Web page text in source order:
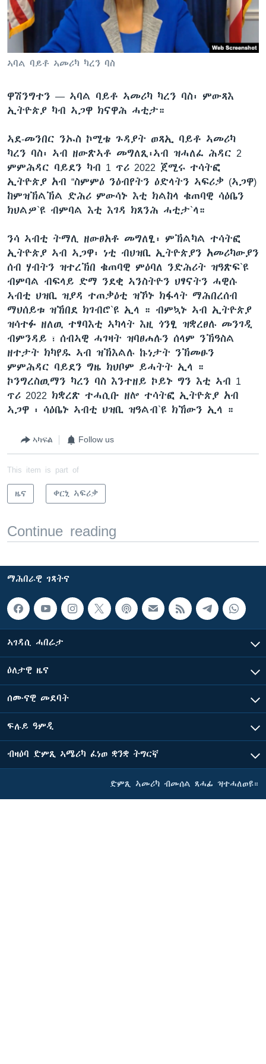
ቂሔ ጽልሚ
ቋንቋታት
ኣባል ባይቶ ኣመሪካ ካረን ባስ
ዋሽንግተን — ኣባል ባይቶ ኣመሪካ ካረን ባስ፡ ምውጻእ
ኢትዮጵያ ካብ ኣጋዋ ክናዋሕ ሓቲታ።
ኣደ-መንበር ንኡስ ኮሚቴ ጉዳያት ወጻኢ ባይቶ ኣመሪካ
ካረን ባስ፡ ኣብ ዘውጽኣቶ መግለጺ፡ኣብ ዝሓለፈ ሕዳር 2
ምምሕዳር ባይደን ካብ 1 ጥሪ 2022 ጀሚሩ ተሳትፎ
ኢትዮጵያ አብ “ስምምዕ ንዕብየትን ዕድላትን ኣፍሪቃ (ኣጋዋ)
ከምዝኽልኽል ድሕሪ ምውሳኑ እቲ ክልከላ ቁጠባዊ ሳዕቤን
ክህልዎ`ዩ ብምባል እቲ እገዳ ክጸንሕ ሓቲታ`ላ።
ንሳ ኣብቲ ትማሊ​ ዘውፀአቶ መግለፂ፡ ምኽልካል ተሳትፎ
ኢትዮጵያ ኣብ ኣጋዋ፡ ነቲ ብህዝቢ ኢትዮጵያን አመሪካውያን
ሰብ ሃብትን ዝተረኽበ ቁጠባዊ ምዕባለ ንድሕሪት ዝዓጽፍ`ዩ
ብምባል ብፍላይ ድማ ንደቂ ኣንስትዮን ህፃናትን ሓዊሱ
ኣብቲ ህዝቢ ዝያዳ ተጠቃዕቲ ዝኾኑ ክፋላት ማሕበረሰብ
ማህሰይቱ ዝኸበደ ክገብሮ`ዩ ኢላ ። ብምኳኑ ኣብ ኢትዮጵያ
ዝሳተፉ ዘለዉ ተፃባእቲ ኣካላት እዚ ጎንፂ ዝቋረፀሉ መንገዲ
ብምንዳይ ፣ ሰብኣዊ ሓገዛት ዝባፀሐሉን ሰላም ንኽዓስል
ዘተታት ክካየዱ ኣብ ዝኽእልሉ ኩነታት ንኽመፁን
ምምሕዳር ባይደን ግዜ ክህቦም ይሓትት ኢላ ።
ኮንግረስዉማን ካረን ባስ እንተዘይ ኮይኑ ግን እቲ ኣብ 1
ጥሪ 2022 ክቋረጽ ተሓሲቡ ዘሎ ተሳትፎ ኢትዮጵያ አብ
ኣጋዋ ፡ ሳዕቤኑ ኣብቲ ህዝቢ ዝዓልብ`ዩ ክኸውን ኢላ ።
ኣካፍል Follow us
This item is part of
ዜና ቀርኒ ኣፍሪቃ
Continue reading
ማሕበራዊ ገጻትና
ኣገዳሲ ሓበሬታ
ዕለታዊ ዜና
ሰሙናዊ መደባት
ፍሉይ ዓምዲ
ብዛዕባ ድምጺ ኣሜሪካ ፈነወ ቋንቋ ትግርኛ
ድምጺ ኣመሪካ ብመሰል ጸሓፊ ዝተሓለወዩ።